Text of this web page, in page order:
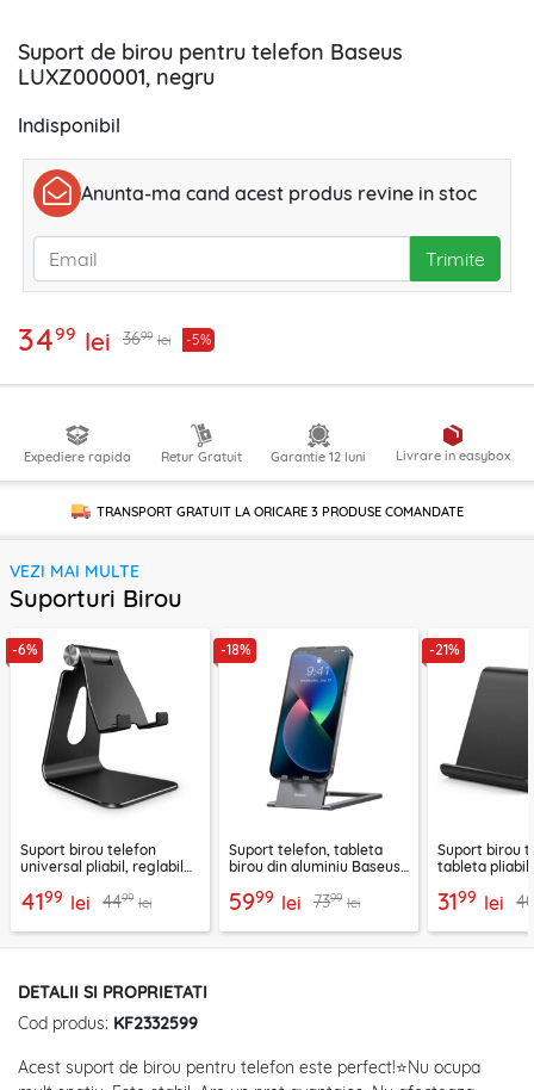
Suport de birou pentru telefon Baseus
LUXZ000001, negru
Indisponibil
Anunta-ma cand acest produs revine in stoc
Trimite
3499 lei 3699 lei -5%
Expediere rapida Retur Gratuit Garantie 12 luni Livrare in easybox
TRANSPORT GRATUIT LA ORICARE 3 PRODUSECOMANDATE
VEZI MAI MULTE
Suporturi Birou
-6%
Suport birou telefon
universal pliabil, reglabil
negru
4199 lei 4499 lei
-18%
Suport telefon, tableta
birou din aluminiu Baseus,
5999 lei 7399 lei
-21%
Suport birou
tableta pliabil
3199 lei
DETALII SI PROPRIETATI
Cod produs: KF2332599
Acest suport de birou pentru telefon este perfect!⭐Nu ocupa